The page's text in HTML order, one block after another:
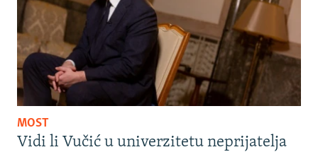
MOST
Vidi li Vučić u univerzitetu neprijatelja